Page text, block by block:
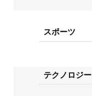
スポーツ
テクノロジー